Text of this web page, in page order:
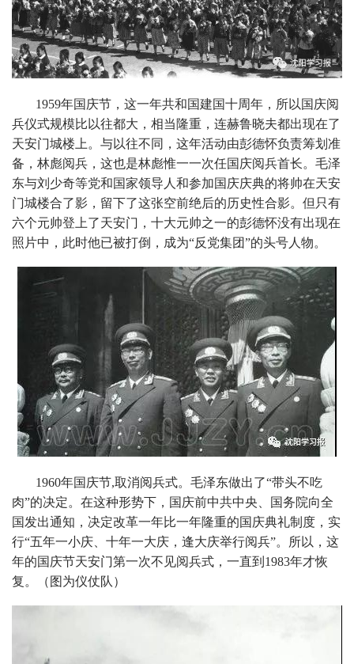
1959年国庆节，这一年共和国建国十周年，所以国庆阅
兵仪式规模比以往都大，相当隆重，连赫鲁晓夫都出现在了
天安门城楼上。与以往不同，这年活动由彭德怀负责筹划准
备，林彪阅兵，这也是林彪惟一一次任国庆阅兵首长。毛泽
东与刘少奇等党和国家领导人和参加国庆庆典的将帅在天安
门城楼合了影，留下了这张空前绝后的历史性合影。但只有
六个元帅登上了天安门，十大元帅之一的彭德怀没有出现在
照片中，此时他已被打倒，成为“反党集团”的头号人物。
1960年国庆节,取消阅兵式。毛泽东做出了“带头不吃
肉”的决定。在这种形势下，国庆前中共中央、国务院向全
国发出通知，决定改革一年比一年隆重的国庆典礼制度，实
行“五年一小庆、十年一大庆，逢大庆举行阅兵”。所以，这
年的国庆节天安门第一次不见阅兵式，一直到1983年才恢
复。（图为仪仗队）